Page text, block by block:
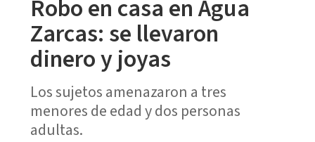
Robo en casa en Agua
Zarcas: se llevaron
dinero y joyas
Los sujetos amenazaron a tres
menores de edad y dos personas
adultas.